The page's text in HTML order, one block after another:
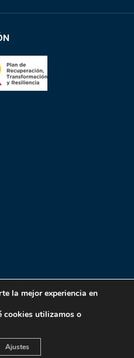
la mejor experiencia en
cookies utilizamos o
Ajustes